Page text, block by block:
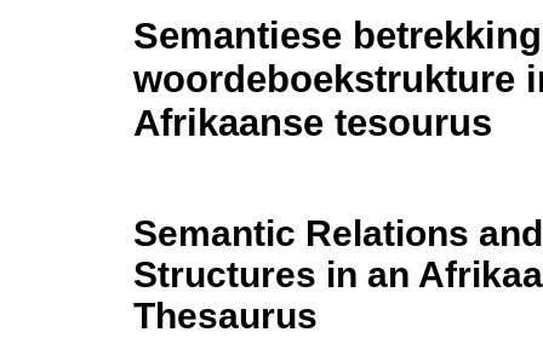
Semantiese
woordeboekstrukture
Afrikaanse tesourus
Semantic Relations
Structures in an
Thesaurus